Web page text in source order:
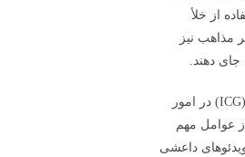
از خلأ
مذاهب نیز
دهند.
به اعتقاد دیردره تاینان Deirdre Tynan، از کارشناسان گروه بین المللی بحران (ICG) در امور
عوامل مهم
داعشی